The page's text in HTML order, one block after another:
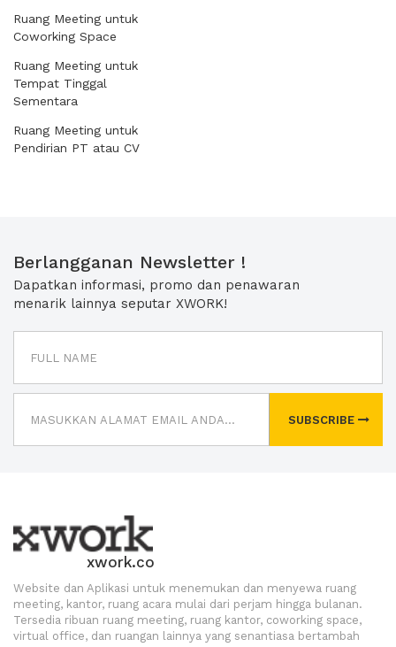
Ruang Meeting untuk
Coworking Space
Ruang Meeting untuk
Tempat Tinggal
Sementara
Ruang Meeting untuk
Pendirian PT atau CV
Berlangganan Newsletter !
Dapatkan informasi, promo dan penawaran
menarik lainnya seputar XWORK!
SUBSCRIBE
xwork.co
Website dan Aplikasi untuk menemukan dan menyewa ruang
meeting, kantor, ruang acara mulai dari perjam hingga bulanan.
Tersedia ribuan ruang meeting, ruang kantor, coworking space,
virtual office, dan ruangan lainnya yang senantiasa bertambah